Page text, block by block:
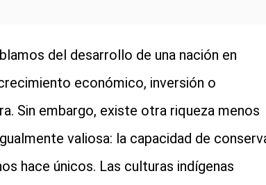
del desarrollo de una nación en
económico, inversión o
Sin embargo, existe otra riqueza menos
valiosa: la capacidad de
hace únicos. Las culturas indígenas